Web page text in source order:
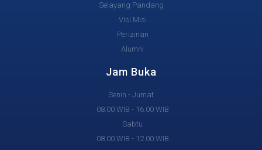
Selayang Pandang
Visi Misi
Perizinan
Alumni
Jam Buka
Senin - Jumat
08.00 WIB - 16.00 WIB
Sabtu
08.00 WIB - 12.00 WIB